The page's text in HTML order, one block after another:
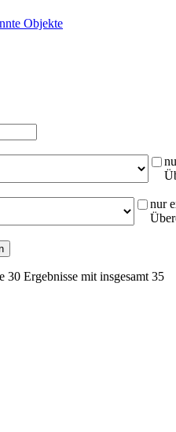
Objekte
nur
Ergebnisse mit insgesamt 35